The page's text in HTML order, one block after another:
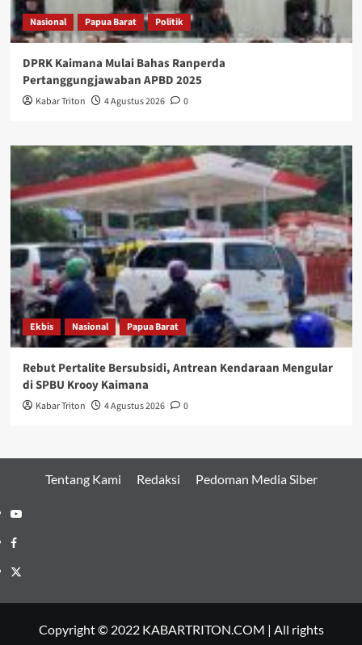
Nasional Papua Barat Politik
DPRK Kaimana Mulai Bahas Ranperda
Pertanggungjawaban APBD 2025
Kabar Triton 4 Agustus 2026 0
Ekbis Nasional Papua Barat
Rebut Pertalite Bersubsidi, Antrean Kendaraan Mengular
di SPBU Krooy Kaimana
Kabar Triton 4 Agustus 2026 0
Tentang Kami Redaksi Pedoman Media Siber
Youtube
Facebook
Twitter
Copyright © 2022 KABARTRITON.COM | All rights